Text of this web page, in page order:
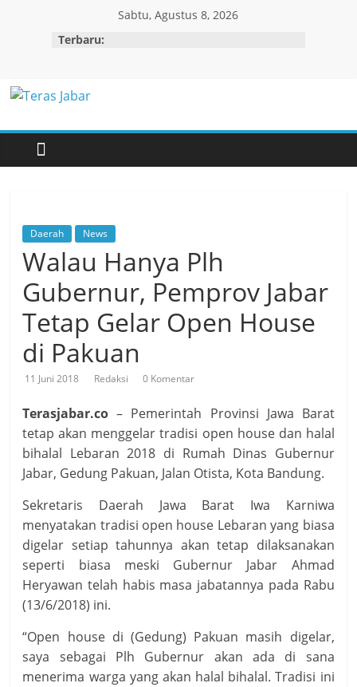
Sabtu, Agustus 8, 2026
Terbaru:
Teras
Jabar
Daerah News
Walau Hanya Plh
Gubernur, Pemprov Jabar
Tetap Gelar Open House
di Pakuan
11 Juni 2018 Redaksi 0 Komentar
Terasjabar.co – Pemerintah Provinsi Jawa Barat
tetap akan menggelar tradisi open house dan halal
bihalal Lebaran 2018 di Rumah Dinas Gubernur
Jabar, Gedung Pakuan, Jalan Otista, Kota Bandung.
Sekretaris Daerah Jawa Barat Iwa Karniwa
menyatakan tradisi open house Lebaran yang biasa
digelar setiap tahunnya akan tetap dilaksanakan
seperti biasa meski Gubernur Jabar Ahmad
Heryawan telah habis masa jabatannya pada Rabu
(13/6/2018) ini.
“Open house di (Gedung) Pakuan masih digelar,
saya sebagai Plh Gubernur akan ada di sana
menerima warga yang akan halal bihalal. Tradisi ini